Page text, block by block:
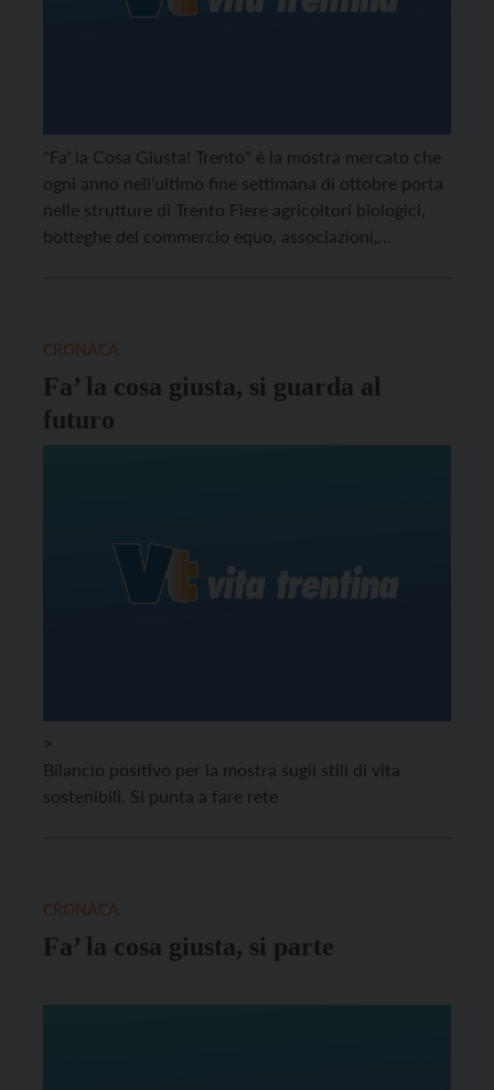
"Fa' la Cosa Giusta! Trento" è la mostra mercato che
ogni anno nell'ultimo fine settimana di ottobre porta
nelle strutture di Trento Fiere agricoltori biologici,
botteghe del commercio equo, associazioni,
Fa’ la cosa giusta, si guarda al
futuro
>
Bilancio positivo per la mostra sugli stili di vita
sostenibili. Si punta a fare rete
Fa’ la cosa giusta, si parte